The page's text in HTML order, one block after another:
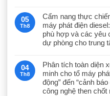
05
Th8
Cẩm nang thực
máy phát điện
phù hợp và các yêu
dự phòng cho trung
04
Th8
Phân tích toàn diện
minh cho tổ máy
động” đến “cảnh
công nghệ then chốt